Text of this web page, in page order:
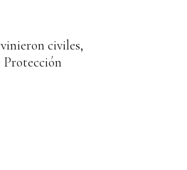
civiles,
Protección